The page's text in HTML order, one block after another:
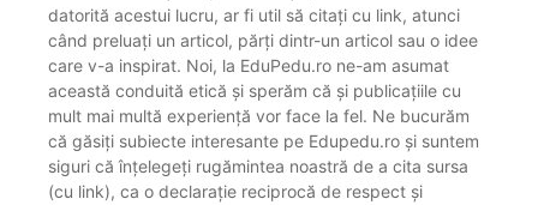
datorită acestui lucru, ar fi util să citați cu link, atunci
când preluați un articol, părți dintr-un articol sau o idee
care v-a inspirat. Noi, la EduPedu.ro ne-am asumat
această conduită etică și sperăm că și publicațiile cu
mult mai multă experiență vor face la fel. Ne bucurăm
că găsiți subiecte interesante pe Edupedu.ro și suntem
siguri că înțelegeți rugămintea noastră de a cita sursa
(cu link), ca o declarație reciprocă de respect și